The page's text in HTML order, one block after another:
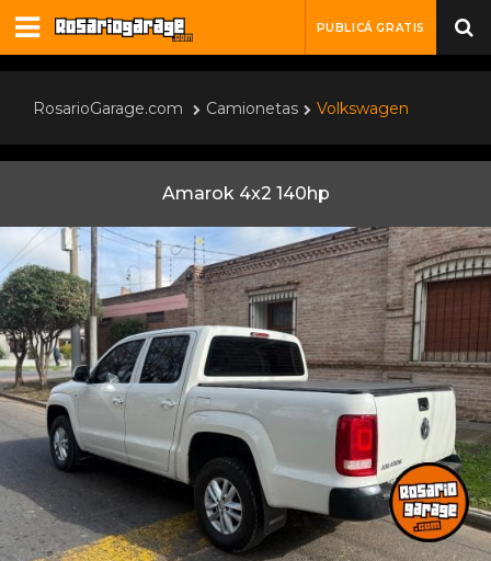
PUBLICÁ GRATIS
RosarioGarage.com Camionetas Volkswagen
Amarok 4x2 140hp